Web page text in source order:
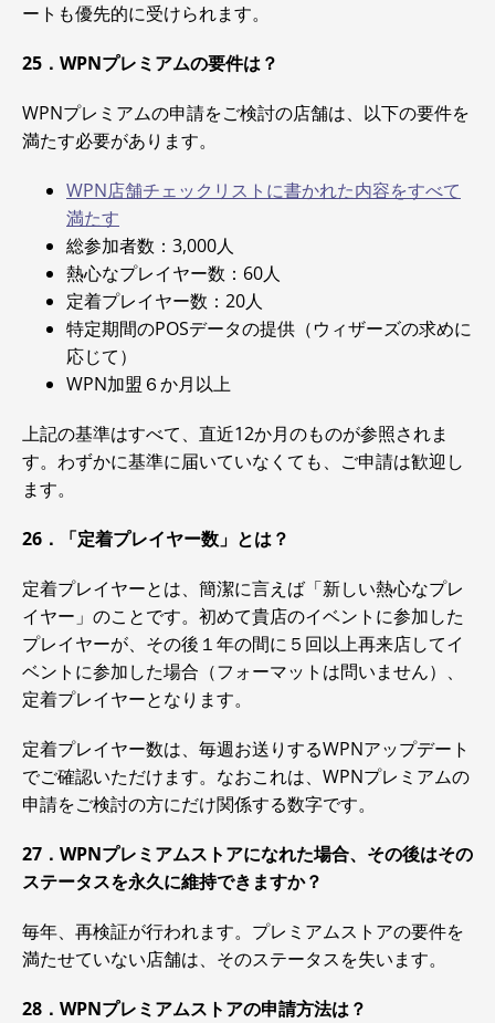
ートも優先的に受けられます。
25．WPNプレミアムの要件は？
WPNプレミアムの申請をご検討の店舗は、以下の要件を
満たす必要があります。
WPN店舗チェックリストに書かれた内容をすべて
満たす
総参加者数：3,000人
熱心なプレイヤー数：60人
定着プレイヤー数：20人
特定期間のPOSデータの提供（ウィザーズの求めに
応じて）
WPN加盟６か月以上
上記の基準はすべて、直近12か月のものが参照されま
す。わずかに基準に届いていなくても、ご申請は歓迎し
ます。
26．「定着プレイヤー数」とは？
定着プレイヤーとは、簡潔に言えば「新しい熱心なプレ
イヤー」のことです。初めて貴店のイベントに参加した
プレイヤーが、その後１年の間に５回以上再来店してイ
ベントに参加した場合（フォーマットは問いません）、
定着プレイヤーとなります。
定着プレイヤー数は、毎週お送りするWPNアップデート
でご確認いただけます。なおこれは、WPNプレミアムの
申請をご検討の方にだけ関係する数字です。
27．WPNプレミアムストアになれた場合、その後はその
ステータスを永久に維持できますか？
毎年、再検証が行われます。プレミアムストアの要件を
満たせていない店舗は、そのステータスを失います。
28．WPNプレミアムストアの申請方法は？